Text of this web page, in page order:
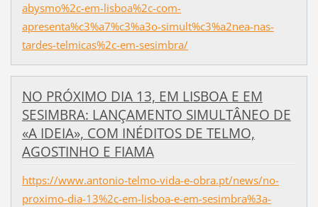
abysmo%2c-em-lisboa%2c-com-
apresenta%c3%a7%c3%a3o-simult%c3%a2nea-nas-
tardes-telmicas%2c-em-sesimbra/
NO PRÓXIMO DIA 13, EM LISBOA E EM
SESIMBRA: LANÇAMENTO SIMULTÂNEO DE
«A IDEIA», COM INÉDITOS DE TELMO,
AGOSTINHO E FIAMA
https://www.antonio-telmo-vida-e-obra.pt/news/no-
proximo-dia-13%2c-em-lisboa-e-em-sesimbra%3a-